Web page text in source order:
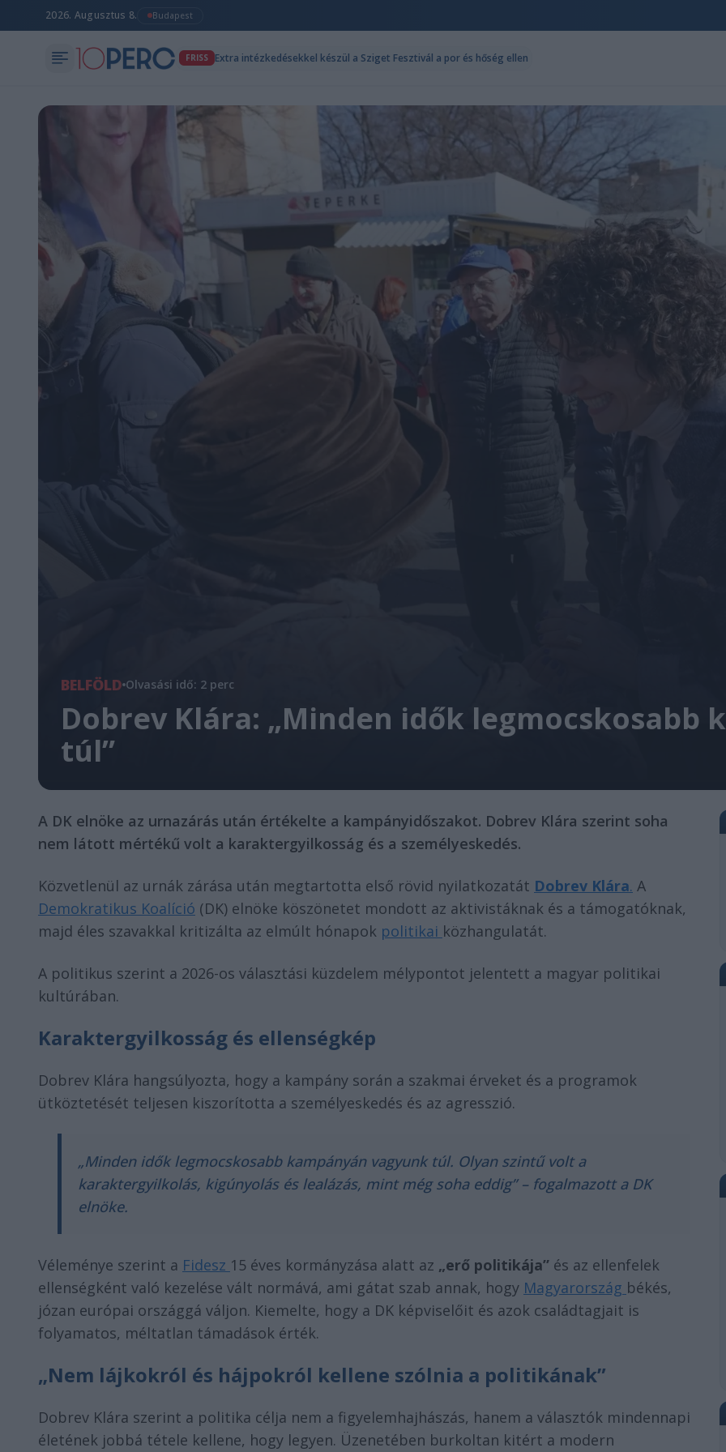
2026. Augusztus 8. Budapest
FRISS Extra intézkedésekkel készül a Sziget Fesztivál a por és hőség ellen
BELFÖLD Olvasási idő: 2 perc
Dobrev Klára: „Minden idők legmocskosabb
túl”
A DK elnöke az urnazárás után értékelte a kampányidőszakot. Dobrev Klára szerint soha
nem látott mértékű volt a karaktergyilkosság és a személyeskedés.
Közvetlenül az urnák zárása után megtartotta első rövid nyilatkozatát Dobrev Klára. A
Demokratikus Koalíció (DK) elnöke köszönetet mondott az aktivistáknak és a támogatóknak,
majd éles szavakkal kritizálta az elmúlt hónapok politikai közhangulatát.
A politikus szerint a 2026-os választási küzdelem mélypontot jelentett a magyar politikai
kultúrában.
Karaktergyilkosság és ellenségkép
Dobrev Klára hangsúlyozta, hogy a kampány során a szakmai érveket és a programok
ütköztetését teljesen kiszorította a személyeskedés és az agresszió.
„Minden idők legmocskosabb kampányán vagyunk túl. Olyan szintű volt a
karaktergyilkolás, kigúnyolás és lealázás, mint még soha eddig” – fogalmazott a DK
elnöke.
Véleménye szerint a Fidesz 15 éves kormányzása alatt az „erő politikája” és az ellenfelek
ellenségként való kezelése vált normává, ami gátat szab annak, hogy Magyarország békés,
józan európai országgá váljon. Kiemelte, hogy a DK képviselőit és azok családtagjait is
folyamatos, méltatlan támadások érték.
„Nem lájkokról és hájpokról kellene szólnia a politikának”
Dobrev Klára szerint a politika célja nem a figyelemhajhászás, hanem a választók mindennapi
életének jobbá tétele kellene, hogy legyen. Üzenetében burkoltan kitért a modern